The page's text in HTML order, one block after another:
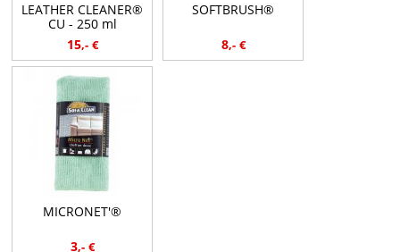
LEATHER CLEANER®
CU - 250 ml
15,- €
SOFTBRUSH®
8,- €
MICRONET'®
3,- €